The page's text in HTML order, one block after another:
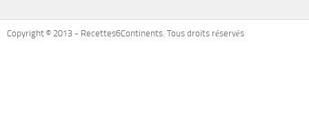
Copyright © 2013 - Recettes6Continents. Tous droits réservés